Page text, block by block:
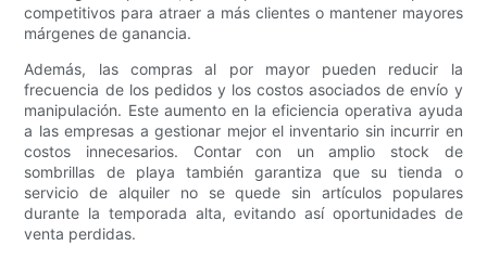
competitivos para atraer a más clientes o mantener mayores
márgenes de ganancia.
Además, las compras al por mayor pueden reducir la
frecuencia de los pedidos y los costos asociados de envío y
manipulación. Este aumento en la eficiencia operativa ayuda
a las empresas a gestionar mejor el inventario sin incurrir en
costos innecesarios. Contar con un amplio stock de
sombrillas de playa también garantiza que su tienda o
servicio de alquiler no se quede sin artículos populares
durante la temporada alta, evitando así oportunidades de
venta perdidas.